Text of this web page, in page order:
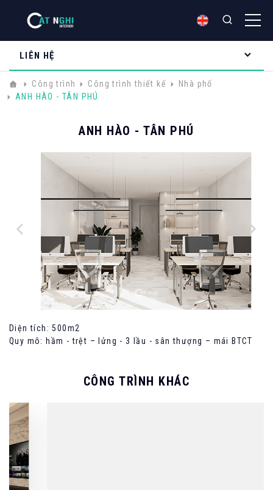
LIÊN HỆ
Công trình Công trình thiết kế
Nhà phố
ANH HÀO - TÂN PHÚ
ANH HÀO - TÂN PHÚ
Diện tích: 500m2
Quy mô: hầm - trệt – lửng - 3 lầu - sân thượng – mái BTCT
CÔNG TRÌNH KHÁC